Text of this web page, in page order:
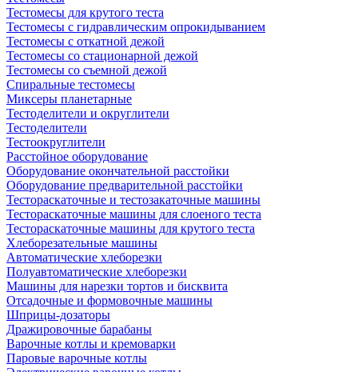
Тестомесы для крутого теста
Тестомесы с гидравлическим опрокидыванием
Тестомесы с откатной дежой
Тестомесы со стационарной дежой
Тестомесы со съемной дежой
Спиральные тестомесы
Миксеры планетарные
Тестоделители и округлители
Тестоделители
Тестоокруглители
Расстойное оборудование
Оборудование окончательной расстойки
Оборудование предварительной расстойки
Тестораскаточные и тестозакаточные машины
Тестораскаточные машины для слоеного теста
Тестораскаточные машины для крутого теста
Хлеборезательные машины
Автоматические хлеборезки
Полуавтоматические хлеборезки
Машины для нарезки тортов и бисквита
Отсадочные и формовочные машины
Шприцы-дозаторы
Дражировочные барабаны
Варочные котлы и кремоварки
Паровые варочные котлы